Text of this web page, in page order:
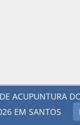
ACUPUNTURA
EM SANTOS